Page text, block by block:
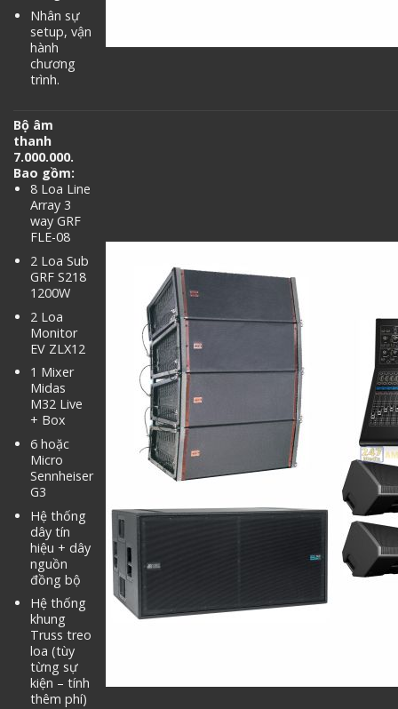
Nhân sự
setup, vận
hành
chương
trình.
Bộ âm
thanh
7.000.000.
Bao gồm:
8 Loa Line
Array 3
way GRF
FLE-08
2 Loa Sub
GRF S218
1200W
2 Loa
Monitor
EV ZLX12
1 Mixer
Midas
M32 Live
+ Box
6 hoặc
Micro
Sennheiser
G3
Hệ thống
dây tín
hiệu + dây
nguồn
đồng bộ
Hệ thống
khung
Truss treo
loa (tùy
từng sự
kiện – tính
thêm phí)